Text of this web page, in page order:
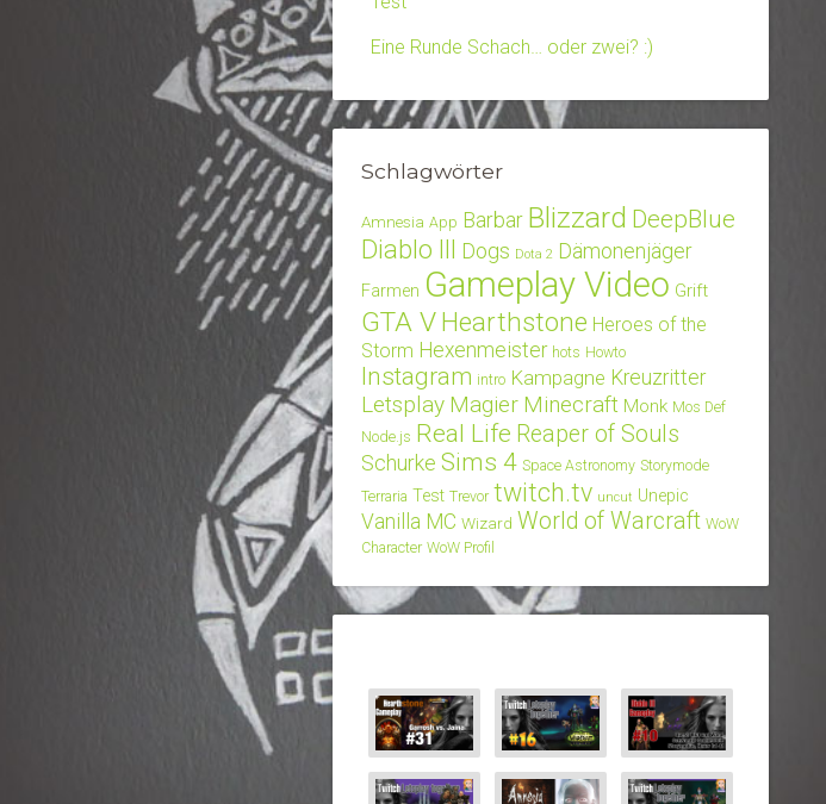
Eine Runde Schach… oder zwei? :)
Schlagwörter
Amnesia App Barbar Blizzard DeepBlue
Diablo III Dogs Dota 2 Dämonenjäger
Farmen Gameplay Video Grift
GTA V Hearthstone Heroes of the
Storm Hexenmeister hots Howto
Instagram intro Kampagne Kreuzritter
Letsplay Magier Minecraft Monk Mos Def
Node.js Real Life Reaper of Souls
Schurke Sims 4 Space Astronomy Storymode
Terraria Test Trevor twitch.tv uncut Unepic
Vanilla MC Wizard World of Warcraft WoW
Character WoW Profil